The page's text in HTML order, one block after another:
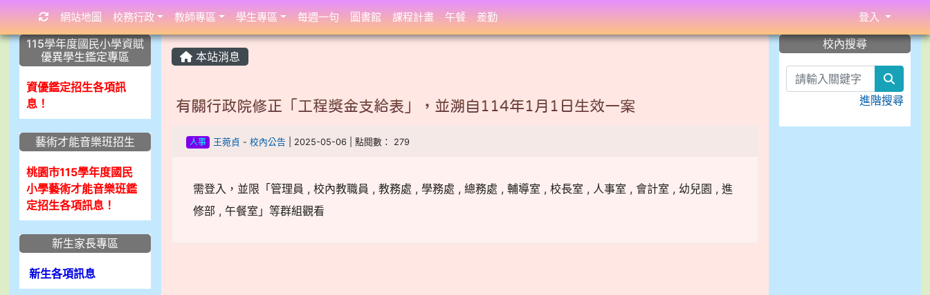
:::
本站消息
有關行政院修正「工程獎金支給表」，並溯自114年1月1日生效一案
人事 王菀貞 - 校內公告 | 2025-05-06 | 點閱數： 279
需登入，並限「管理員 , 校內教職員 , 教務處 , 學務處 , 總務處 , 輔導室 , 校長室 , 人事室 , 會計室 , 幼兒園 , 進
修部 , 午餐室」等群組觀看
:::115學年度國民小學資賦
優異學生鑑定專區
資優鑑定招生各項訊
息！
藝術才能音樂班招生
桃園市115學年度國民
小學藝術才能音樂班鑑
定招生各項訊息！
新生家長專區
新生各項訊息
::: 校內搜尋
進階搜尋
::: 網站地圖 校務行政 教師專區 學生專區 每週一句 圖書館 課程計畫 午餐 差勤 登入